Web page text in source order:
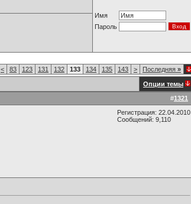
Имя
Пароль
< 83 123 131 132 133 134 135 143 > Последняя »
Опции темы
#1321
Регистрация: 22.04.2010
Сообщений: 9,110